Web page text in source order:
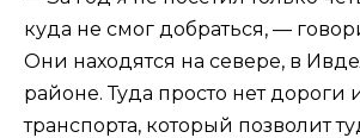
куда не смог добраться, —
Они находятся на севере, в
районе. Туда просто нет дороги
транспорта, который позволит